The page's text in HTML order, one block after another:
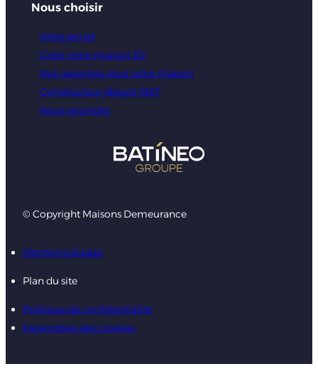
Nous choisir
Votre projet
Créer votre maison 3D
Nos garanties pour votre maison
Constructeur depuis 1987
Nous rejoindre
© Copyright Maisons Demeurance
Mentions légales
Plan du site
Politique de confidentialité
Paramètres des cookies